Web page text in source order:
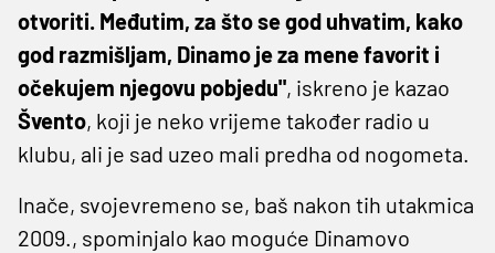
otvoriti. Međutim, za što se god uhvatim, kako
god razmišljam, Dinamo je za mene favorit i
očekujem njegovu pobjedu", iskreno je kazao
Švento, koji je neko vrijeme također radio u
klubu, ali je sad uzeo mali predha od nogometa.
Inače, svojevremeno se, baš nakon tih utakmica
2009., spominjalo kao moguće Dinamovo